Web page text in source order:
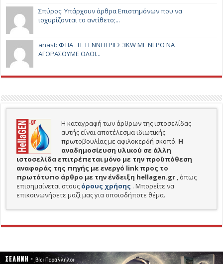
Σπύρος: Υπάρχουν άρθρα Επιστημόνων που να
ισχυρίζονται το αντίθετο;...
anast: ΦΤΙΑΞΤΕ ΓΕΝΝΗΤΡΙΕΣ 3KW ΜΕ ΝΕΡΟ ΝΑ
ΑΓΟΡΑΣΟΥΜΕ ΟΛΟΙ...
Η καταγραφή των άρθρων της ιστοσελίδας
αυτής είναι αποτέλεσμα ιδιωτικής
πρωτοβουλίας με αφιλοκερδή σκοπό. H
αναδημοσίευση υλικού σε άλλη
ιστοσελίδα επιτρέπεται μόνο με την προϋπόθεση
αναφοράς της πηγής με ενεργό link προς το
πρωτότυπο άρθρο με την ένδειξη hellagen.gr , όπως
επισημαίνεται στους όρους χρήσης . Μπορείτε να
επικοινωνήσετε μαζί μας για οποιοδήποτε θέμα.